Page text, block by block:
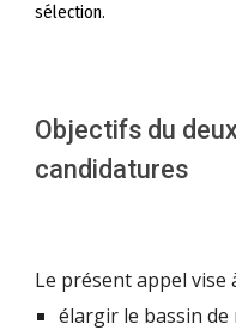
sélection.
Objectifs du
candidatures
Le présent appel vise
élargir le bassin